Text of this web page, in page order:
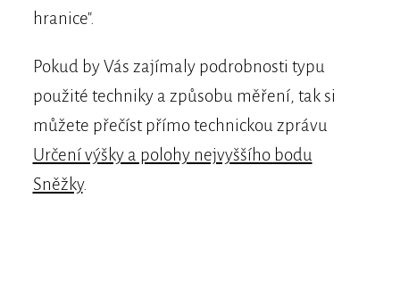
hranice".
Pokud by Vás zajímaly podrobnosti typu
použité techniky a způsobu měření, tak si
můžete přečíst přímo technickou zprávu
Určení výšky a polohy nejvyššího bodu
Sněžky.